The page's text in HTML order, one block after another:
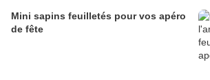
Mini sapins feuilletés pour vos apéro
de fête